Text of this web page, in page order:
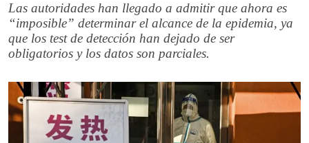
Las autoridades han llegado a admitir que ahora es
“imposible” determinar el alcance de la epidemia, ya
que los test de detección han dejado de ser
obligatorios y los datos son parciales.